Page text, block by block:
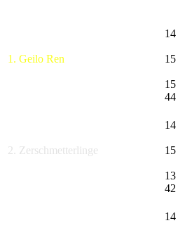
1. Geilo Ren
14
15
15
44
2. Zerschmetterlinge
14
15
13
42
14